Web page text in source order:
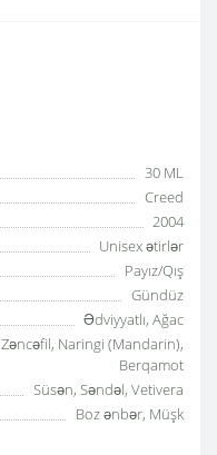
30 ML
Creed
2004
Unisex ətirlər
Payız/Qış
Gündüz
Ədviyyatlı, Ağac
Zəncəfil, Naringi (Mandarin),
Berqamot
Süsən, Səndəl, Vetivera
Boz ənbər, Müşk